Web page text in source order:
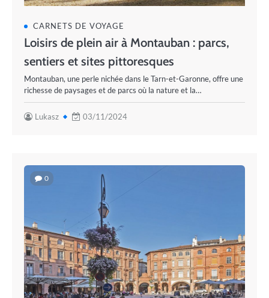
CARNETS DE VOYAGE
Loisirs de plein air à Montauban : parcs,
sentiers et sites pittoresques
Montauban, une perle nichée dans le Tarn-et-Garonne, offre une
richesse de paysages et de parcs où la nature et la…
Lukasz 03/11/2024
0